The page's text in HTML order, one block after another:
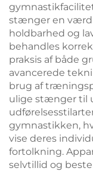
stænger en
holdbarhed og
behandles
praksis af både
avancerede
brug af
ulige stænger til
gymnastikken,
vise deres
fortolkning.
selvtillid og